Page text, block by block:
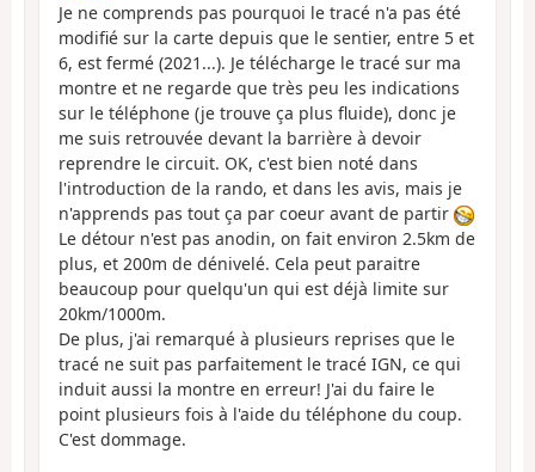
Je ne comprends pas pourquoi le tracé n'a pas été
modifié sur la carte depuis que le sentier, entre 5 et
6, est fermé (2021...). Je télécharge le tracé sur ma
montre et ne regarde que très peu les indications
sur le téléphone (je trouve ça plus fluide), donc je
me suis retrouvée devant la barrière à devoir
reprendre le circuit. OK, c'est bien noté dans
l'introduction de la rando, et dans les avis, mais je
n'apprends pas tout ça par coeur avant de partir
Le détour n'est pas anodin, on fait environ 2.5km de
plus, et 200m de dénivelé. Cela peut paraitre
beaucoup pour quelqu'un qui est déjà limite sur
20km/1000m.
De plus, j'ai remarqué à plusieurs reprises que le
tracé ne suit pas parfaitement le tracé IGN, ce qui
induit aussi la montre en erreur! J'ai du faire le
point plusieurs fois à l'aide du téléphone du coup.
C'est dommage.